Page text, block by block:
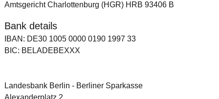
Amtsgericht Charlottenburg (HGR) HRB 93406 B
Bank details
IBAN: DE30 1005 0000 0190 1997 33
BIC: BELADEBEXXX
Landesbank Berlin - Berliner Sparkasse
Alexanderplatz 2